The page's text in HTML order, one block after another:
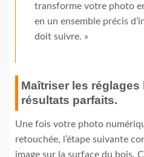
transforme votre photo
en un ensemble précis
doit suivre. »
Maîtriser les réglages
résultats parfaits.
Une fois votre photo
retouchée, l’étape suivante
image sur la surface du bois.